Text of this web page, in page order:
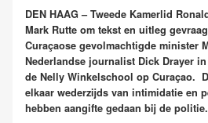
DEN HAAG – Tweede Kamerlid
Mark Rutte om tekst en uitleg
Curaçaose gevolmachtigde minister
Nederlandse journalist Dick Drayer
de Nelly Winkelschool op Curaçao.
elkaar wederzijds van intimidatie en
hebben aangifte gedaan bij de politie.